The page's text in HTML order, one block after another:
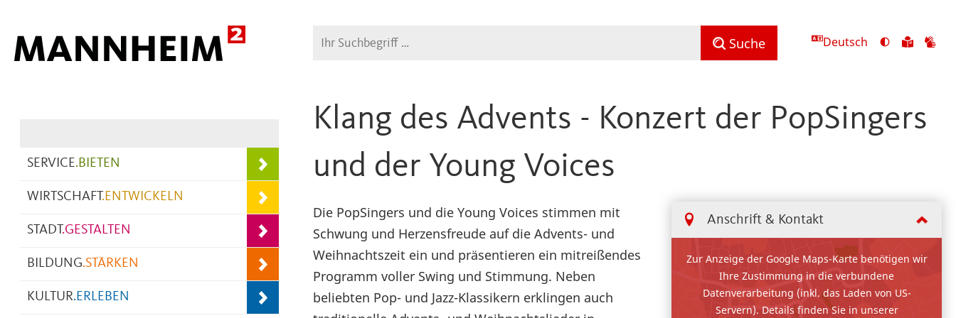
Suche Suche Deutsch
Ansicht
umschalten
Zu
leichter
SERVICE.BIETEN
WIRTSCHAFT.ENTWICKELN
STADT.GESTALTEN
BILDUNG.STÄRKEN
KULTUR.ERLEBEN
Klang des Advents - Konzert der PopSingers
und der Young Voices
Anschrift & Kontakt
Zur Anzeige der Google Maps-Karte benötigen wir
Ihre Zustimmung in die verbundene
Datenverarbeitung (inkl. das Laden von US-
Servern). Details finden Sie in unserer
Die PopSingers und die Young Voices stimmen mit
Schwung und Herzensfreude auf die Advents- und
Weihnachtszeit ein und präsentieren ein mitreißendes
Programm voller Swing und Stimmung. Neben
beliebten Pop- und Jazz-Klassikern erklingen auch